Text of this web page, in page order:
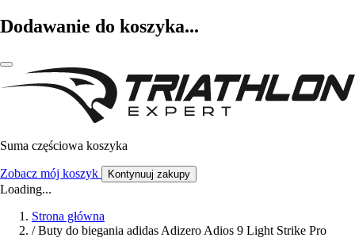
Dodawanie do koszyka...
Suma częściowa koszyka
Zobacz mój koszyk Kontynuuj zakupy
Loading...
Strona główna
/ Buty do biegania adidas Adizero Adios 9 Light Strike Pro